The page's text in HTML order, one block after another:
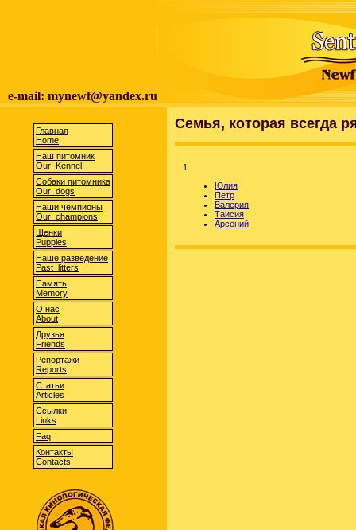
e-mail: mynewf@yandex.ru
Главная
Home
Наш питомник
Our Kennel
Собаки питомника
Our dogs
Наши чемпионы
Our champions
Щенки
Puppies
Наше разведение
Past litters
Память
Memory
О нас
About
Друзья
Friends
Репортажи
Reports
Статьи
Articles
Cсылки
Links
Faq
Контакты
Contacts
Семья, которая всегда
1
Юлия
Петр
Валерия
Таисия
Арсений